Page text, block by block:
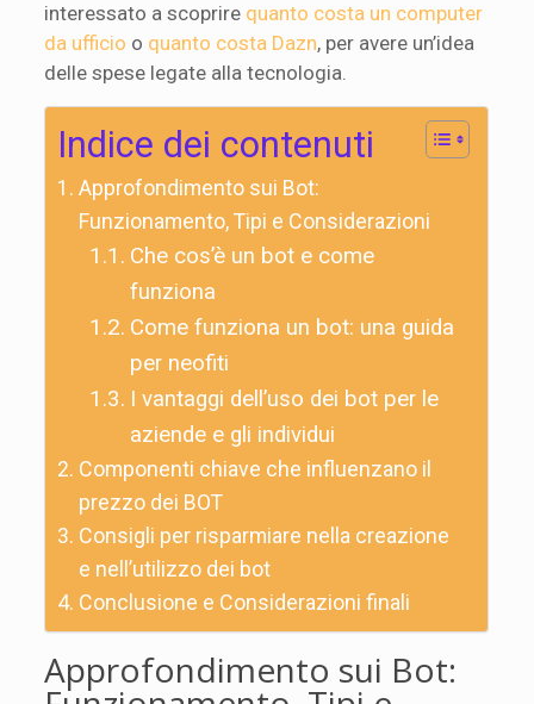
interessato a scoprire quanto costa un computer
da ufficio o quanto costa Dazn, per avere un’idea
delle spese legate alla tecnologia.
Indice dei contenuti
Approfondimento sui Bot:
Funzionamento, Tipi e Considerazioni
Che cos’è un bot e come
funziona
Come funziona un bot: una guida
per neofiti
I vantaggi dell’uso dei bot per le
aziende e gli individui
Componenti chiave che influenzano il
prezzo dei BOT
Consigli per risparmiare nella creazione
e nell’utilizzo dei bot
Conclusione e Considerazioni finali
Approfondimento sui Bot: